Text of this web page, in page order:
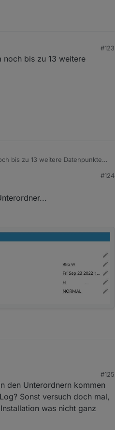
#123
bis zu 13 weitere
bis zu 13 weitere Datenpunkte
#124
#125
den Unterordnern kommen
Sonst versuch doch mal,
was nicht ganz